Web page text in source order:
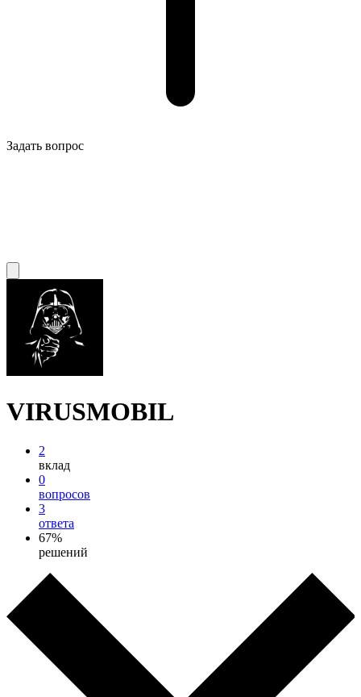
Задать вопрос
VIRUSMOBIL
2
вклад
0
вопросов
3
ответа
67%
решений